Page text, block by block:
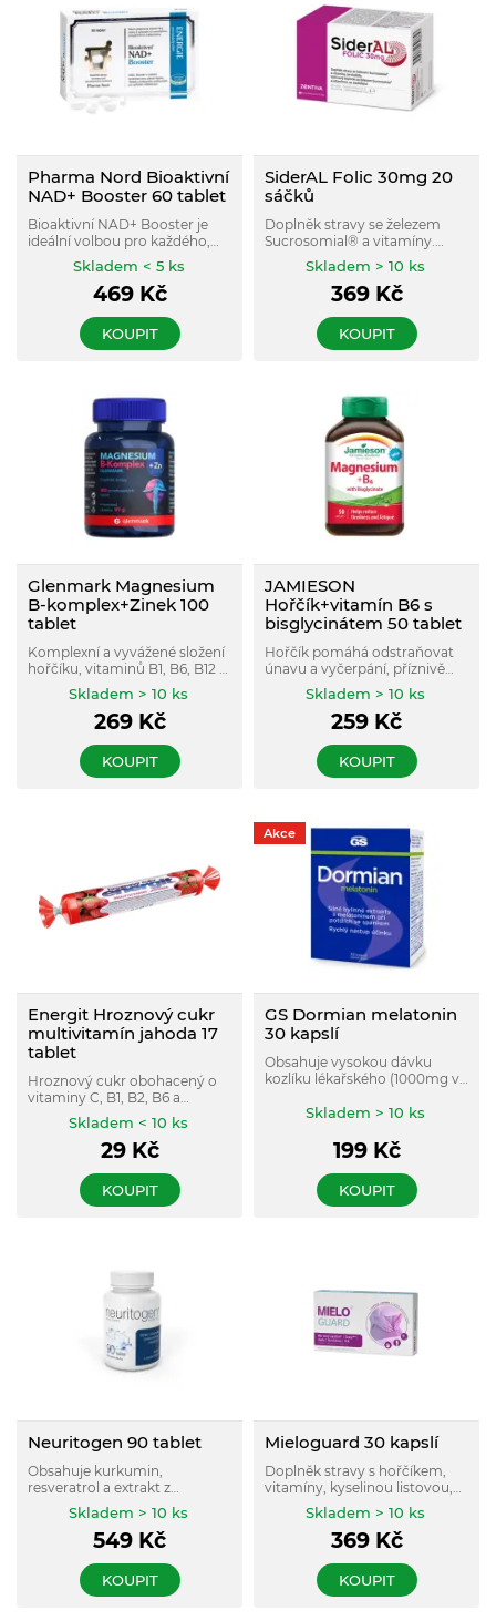
Pharma Nord Bioaktivní
NAD+ Booster 60 tablet
Bioaktivní NAD+ Booster je
ideální volbou pro každého,
kdo chce podpořit svou
energii a celkové zdraví!
Skladem < 5 ks
469Kč
KOUPIT
SiderAL Folic 30mg 20
sáčků
Doplněk stravy se železem
Sucrosomial® a vitamíny.
Obsahuje lehce vstřebatelné
železo Sucrosomial®, které
nezatěžuje žaludek.
Skladem > 10 ks
369Kč
KOUPIT
Glenmark Magnesium
B-komplex+Zinek 100
tablet
Komplexní a vyvážené složení
hořčíku, vitaminů B1, B6, B12 a
zinku. Vhodný při příznacích
únavy a vyčerpání, při vyšší
psychické a fyzické zátěži, při
Skladem > 10 ks
269Kč
KOUPIT
JAMIESON
Hořčík+vitamín B6 s
bisglycinátem 50 tablet
Hořčík pomáhá odstraňovat
únavu a vyčerpání, příznivě
ovlivňuje psychickou
rovnováhu, optimální činnost
nervového systému a správné
Skladem > 10 ks
259 Kč
KOUPIT
Energit Hroznový cukr
multivitamín jahoda 17
tablet
Hroznový cukr obohacený o
vitaminy C, B1, B2, B6 a
kyselinu pantothenovou.
Skladem < 10 ks
29Kč
KOUPIT
Akce
GS Dormian melatonin
30 kapslí
Obsahuje vysokou dávku
kozlíku lékařského (1000mg v
extraktů meduňky, chmele a
Skladem > 10 ks
199Kč
KOUPIT
Neuritogen 90 tablet
Obsahuje kurkumin,
resveratrol a extrakt z
mangovníku indického a
vitamínů B2, B6. Napomáhá k
normální činnosti nervové
pohodě.
Skladem > 10 ks
549 Kč
KOUPIT
Mieloguard 30 kapslí
Doplněk stravy s hořčíkem,
vitamíny, kyselinou listovou,
uridinem a cytidinem, které
podporují normální činnost
nervové soustavy a funkci
Skladem > 10 ks
369Kč
KOUPIT